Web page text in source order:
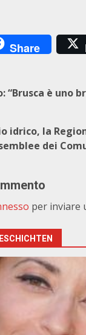
Share
“Brusca è uno
idrico, la
dei
per inviare